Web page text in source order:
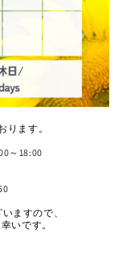
ります。
～18:00
ますので、
いです。